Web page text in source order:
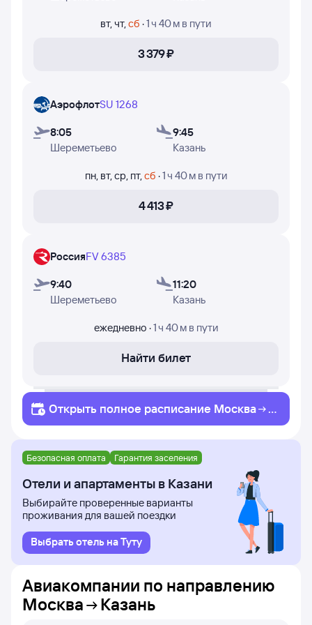
Россия осуществляют полёты.
вт,чт,сб ·1 ч 40 м в пути
3 ⁠379 ⁠₽
АэрофлотSU 1268
8:05
Шереметьево
9:45
Казань
пн, вт,ср, пт,сб ·1 ч 40 м в пути
4 ⁠413 ⁠₽
РоссияFV 6385
9:40
Шереметьево
11:20
Казань
ежедневно ·1 ч 40 м в пути
Найти билет
Открыть полное расписание Москва
К
азань
Безопасная оплата Гарантия заселения
Отели и апартаменты в Казани
Выбирайте проверенные варианты
проживания для вашей поездки
Выбрать отель на Туту
Авиакомпании по направлению
Москва
Казань